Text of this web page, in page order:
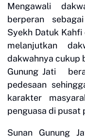
Mengawali
berperan
Syekh Datuk
melanjutkan
dakwahnya cukup
Gunung Jati
pedesaan
karakter
penguasa di pusat
Sunan Gunung